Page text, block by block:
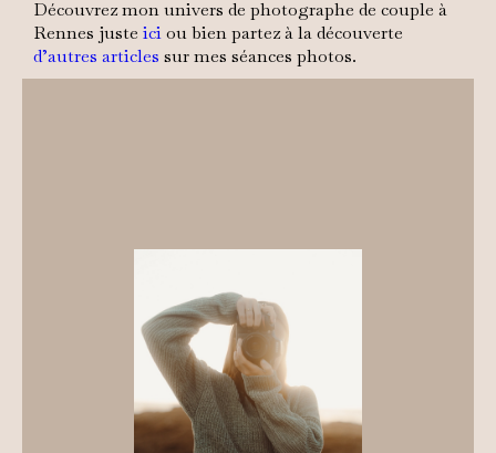
Découvrez mon univers de photographe de couple à
Rennes juste iciou bien partez à la découverte
d’autres articles sur mes séances photos.